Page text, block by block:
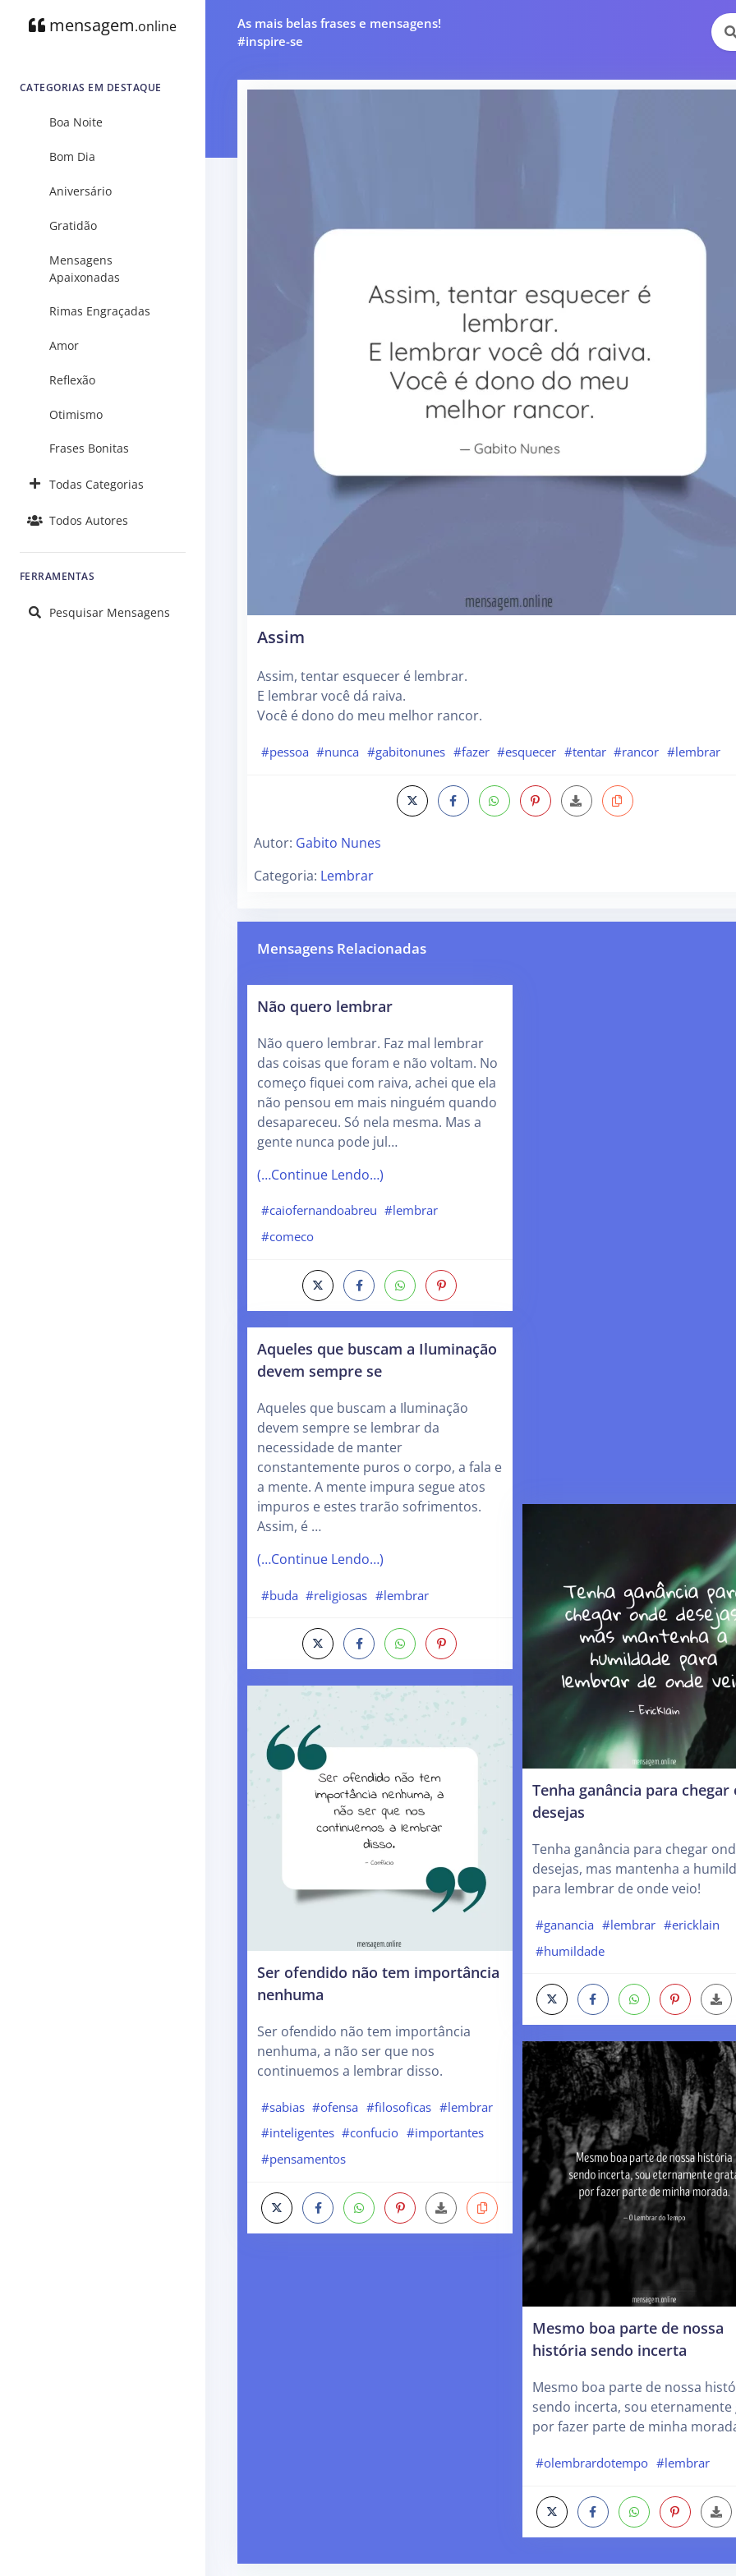
mensagem.online
CATEGORIAS EM DESTAQUE
Boa Noite
Bom Dia
Aniversário
Gratidão
Mensagens
Apaixonadas
Rimas Engraçadas
Amor
Reflexão
Otimismo
Frases Bonitas
Todas Categorias
Todos Autores
FERRAMENTAS
Pesquisar Mensagens
As mais belas frases e mensagens!
#inspire-se
Assim
Assim, tentar esquecer é lembrar.
E lembrar você dá raiva.
Você é dono do meu melhor rancor.
#pessoa #nunca #gabitonunes #fazer #esquecer #tentar #rancor #lembrar
Autor: Gabito Nunes
Categoria: Lembrar
Mensagens Relacionadas
Não quero lembrar
Não quero lembrar. Faz mal lembrar
das coisas que foram e não voltam. No
começo fiquei com raiva, achei que ela
não pensou em mais ninguém quando
desapareceu. Só nela mesma. Mas a
gente nunca pode jul…
(…Continue Lendo…)
#caiofernandoabreu #lembrar
#comeco
Aqueles que buscam a Iluminação
devem sempre se
Aqueles que buscam a Iluminação
devem sempre se lembrar da
necessidade de manter
constantemente puros o corpo, a fala e
a mente. A mente impura segue atos
impuros e estes trarão sofrimentos.
Assim, é …
(…Continue Lendo…)
#buda #religiosas #lembrar
Ser ofendido não tem importância
nenhuma
Ser ofendido não tem importância
nenhuma, a não ser que nos
continuemos a lembrar disso.
#sabias #ofensa #filosoficas #lembrar
#inteligentes #confucio #importantes
#pensamentos
Tenha ganância para chegar
desejas
Tenha ganância para chegar
desejas, mas mantenha a
para lembrar de onde veio!
#ganancia #lembrar #ericklain
#humildade
Mesmo boa parte de nossa
história sendo incerta
Mesmo boa parte de nossa
sendo incerta, sou eternamente
por fazer parte de minha
#olembrardotempo #lembrar